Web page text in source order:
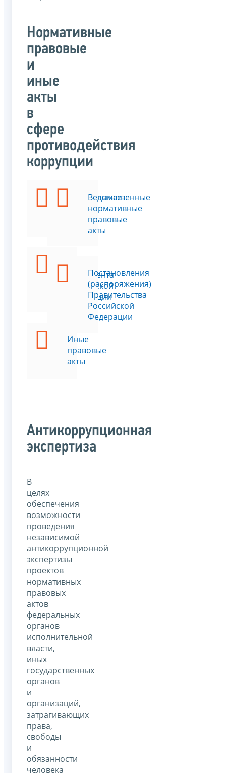
Нормативные
правовые
и
иные
акты
в
сфере
противодействия
коррупции
Федеральные
законы
Указы
Президента
Российской
Федерации
Иные
правовые
акты
Ведомственные
нормативные
правовые
акты
Постановления
(распоряжения)
Правительства
Российской
Федерации
Антикоррупционная
экспертиза
В
целях
обеспечения
возможности
проведения
независимой
антикоррупционной
экспертизы
проектов
нормативных
правовых
актов
федеральных
органов
исполнительной
власти,
иных
государственных
органов
и
организаций,
затрагивающих
права,
свободы
и
обязанности
человека